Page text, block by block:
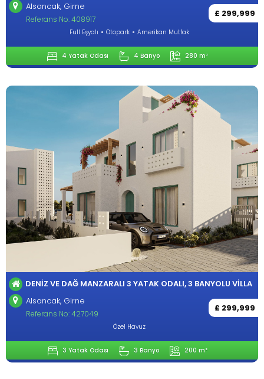
Alsancak, Girne
£ 299,999
Referans No: 408917
Full Eşyalı Otopark Amerikan Mutfak
4 Yatak Odası 4 Banyo 280 m²
DENIZ VE DAĞ MANZARALI 3 YATAK ODALI, 3 BANYOLU VILLA
Alsancak, Girne
£ 299,999
Referans No: 427049
Özel Havuz
3 Yatak Odası 3 Banyo 200 m²